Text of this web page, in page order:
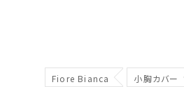
Fiore Bianca 小胸カバー